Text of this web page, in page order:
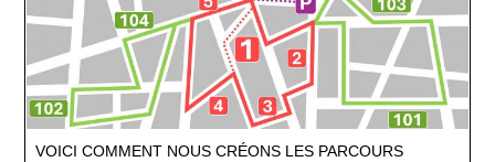
VOICI COMMENT NOUS CRÉONS LES PARCOURS